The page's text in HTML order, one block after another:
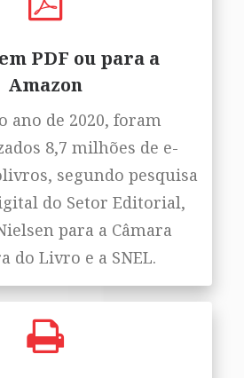
PDF ou para a
Amazon
ano de 2020, foram
8,7 milhões de e-
segundo pesquisa
do Setor Editorial,
para a Câmara
do Livro e a SNEL.